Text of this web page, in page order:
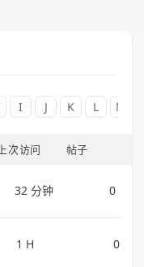
I J K L M
上次访问 帖子
32 分钟 0
1 H 0